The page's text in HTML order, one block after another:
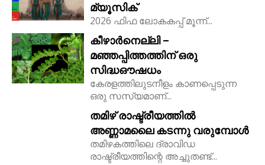
മ്യൂസിക്
2026 ഫിഫ ലോകകപ്പ് മൂന്ന്...
കീഴാർനെല്ലി –
മഞ്ഞപ്പിത്തത്തിന് ഒരു
സിദ്ധഔഷധം
കേരളത്തിലുടനീളം കാണപ്പെടുന്ന
ഒരു സസ്യമാണ്...
തമിഴ് രാഷ്ട്രീയത്തിൽ
അണ്ണാമലൈ കടന്നു വരുമ്പോൾ
തമിഴകത്തിലെ ദ്രാവിഡ
രാഷ്ട്രീയത്തിന്റെ അച്ചുതണ്ട്...